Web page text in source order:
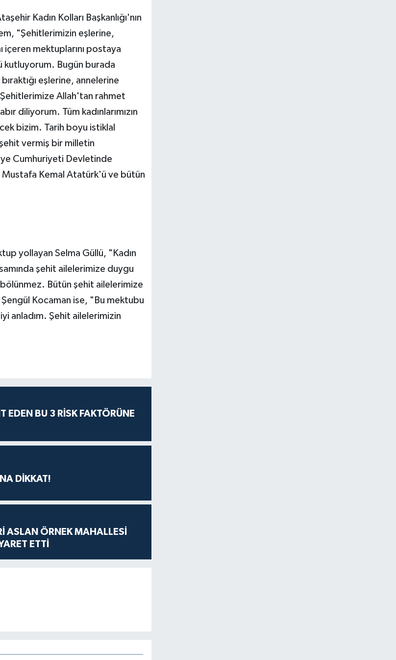
Kadın Kolları Başkanlığı'nın
"Şehitlerimizin eşlerine,
içeren mektuplarını postaya
kutluyorum. Bugün burada
eşlerine, annelerine
Allah'tan rahmet
diliyorum. Tüm kadınlarımızın
bizim. Tarih boyu istiklal
vermiş bir milletin
Cumhuriyeti Devletinde
Kemal Atatürk'ü ve bütün
yollayan Selma Güllü, "Kadın
şehit ailelerimize duygu
Bütün şehit ailelerimize
Kocaman ise, "Bu mektubu
anladım. Şehit ailelerimizin
EDEN BU 3 RİSK FAKTÖRÜNE
DİKKAT!
ASLAN ÖRNEK MAHALLESİ
ETTİ